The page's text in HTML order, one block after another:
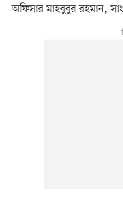
অফিসার মাহবুবুর রহমান,